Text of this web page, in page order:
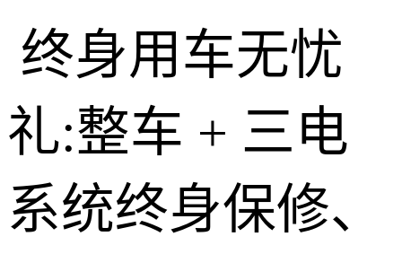
终身用车无忧
礼:整车 + 三电
系统终身保修、